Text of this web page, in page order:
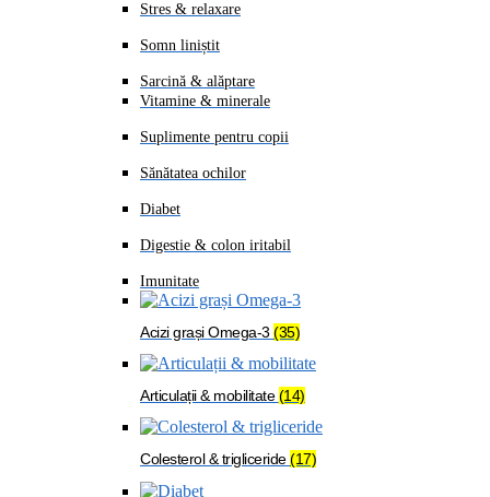
Stres & relaxare
Somn liniștit
Sarcină & alăptare
Vitamine & minerale
Suplimente pentru copii
Sănătatea ochilor
Diabet
Digestie & colon iritabil
Imunitate
Acizi grași Omega-3 (35)
Articulații & mobilitate(14)
Colesterol & trigliceride(17)